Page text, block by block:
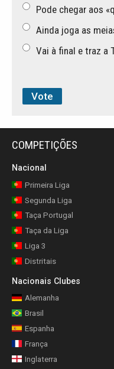
Pode chegar aos
Ainda joga as
Vai à final e traz a
COMPETIÇÕES
Nacional
Primeira Liga
Segunda Liga
Taça Portugal
Taça da Liga
Liga 3
Distritais
Nacionais Clubes
Alemanha
Brasil
Espanha
França
Inglaterra